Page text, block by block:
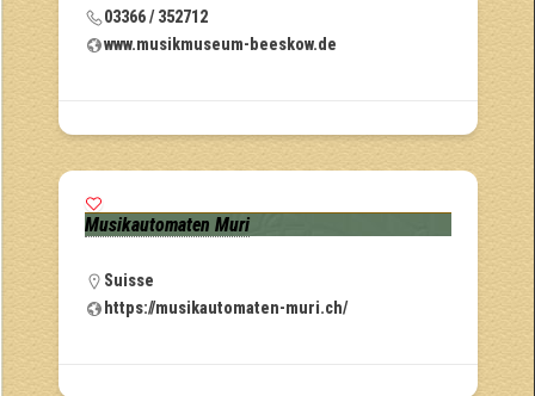
03366 / 352712
www.musikmuseum-beeskow.de
Musikautomaten Muri
Suisse
https://musikautomaten-muri.ch/